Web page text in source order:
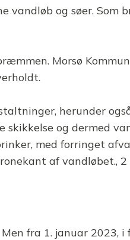
og søer. Som
Morsø
herunder
og dermed
med forringet
af vandløbet.,
Men fra 1. januar 2023, i